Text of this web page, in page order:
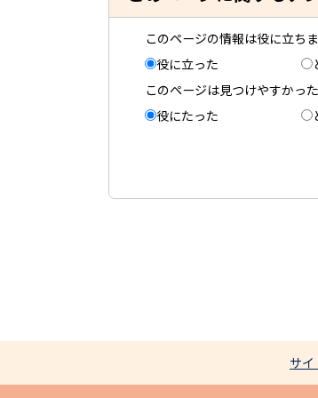
このページの情報は役に立ち
役に立った
このページは見つけやすかっ
役にたった
サ